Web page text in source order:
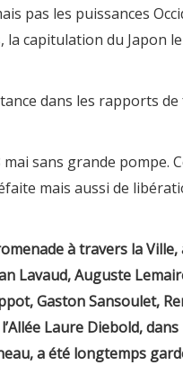
pas les puissances
capitulation du Japon
dans les rapports de
sans grande pompe.
mais aussi de
à travers la
Lavaud, Auguste
Gaston Sansoulet,
Laure Diebold,
a été longtemps